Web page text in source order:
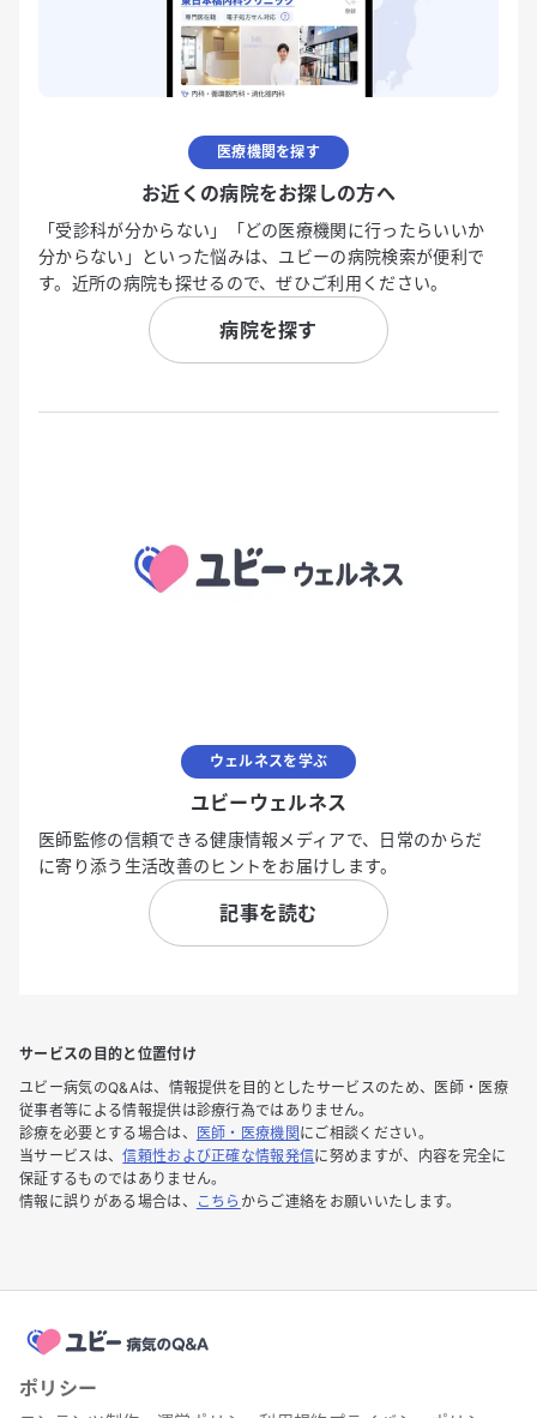
医療機関を探す
お近くの病院をお探しの方へ
「受診科が分からない」「どの医療機関に行ったらいいか
分からない」といった悩みは、ユビーの病院検索が便利で
す。近所の病院も探せるので、ぜひご利用ください。
病院を探す
ウェルネスを学ぶ
ユビーウェルネス
医師監修の信頼できる健康情報メディアで、日常のからだ
に寄り添う生活改善のヒントをお届けします。
記事を読む
サービスの目的と位置付け
ユビー病気のQ&Aは、情報提供を目的としたサービスのため、医師・医療
従事者等による情報提供は診療行為ではありません。
診療を必要とする場合は、
医師・医療機関 にご相談ください。
当サービスは、信頼性および正確な情報発信に努めますが、内容を完全に
保証するものではありません。
情報に誤りがある場合は、
こちら からご連絡をお願いいたします。
ポリシー